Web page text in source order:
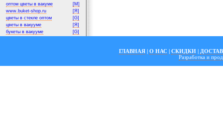
оптом цветы в вакуме
[M]
www.buket-shop.ru
[Я]
цветы в стекле оптом
[G]
цветы в вакууме
[Я]
букеты в вакууме
[G]
ГЛАВНАЯ | О НАС | СКИДКИ |
Разработка и